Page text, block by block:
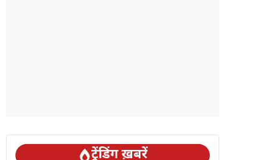
ट्रेंडिंग ख़बरें